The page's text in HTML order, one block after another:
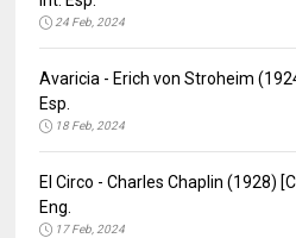
24 Feb, 2024
Avaricia - Erich von Stroheim
Esp.
18 Feb, 2024
El Circo - Charles Chaplin (1928)
Eng.
17 Feb, 2024